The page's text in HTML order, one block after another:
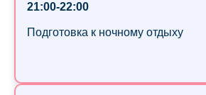
21:00-22:00
Подготовка к ночному отдыху